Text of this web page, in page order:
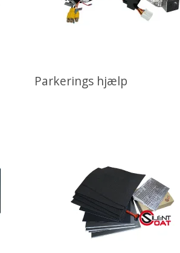
Parkerings hjælp